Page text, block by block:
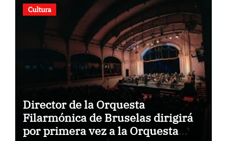
Cultura
Director de la Orquesta
Filarmónica de Bruselas dirigirá
por primera vez a la Orquesta